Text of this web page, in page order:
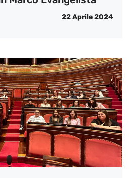
22 Aprile 2024